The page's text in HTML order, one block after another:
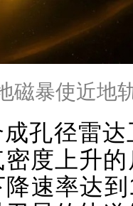
磁暴使近地
孔径雷
度上升
速率达